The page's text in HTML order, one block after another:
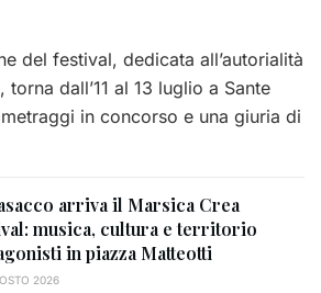
del festival, dedicata all’autorialità
dall’11 al 13 luglio a Sante
in concorso e una giuria di
arriva il Marsica Crea
musica, cultura e territorio
in piazza Matteotti
2026